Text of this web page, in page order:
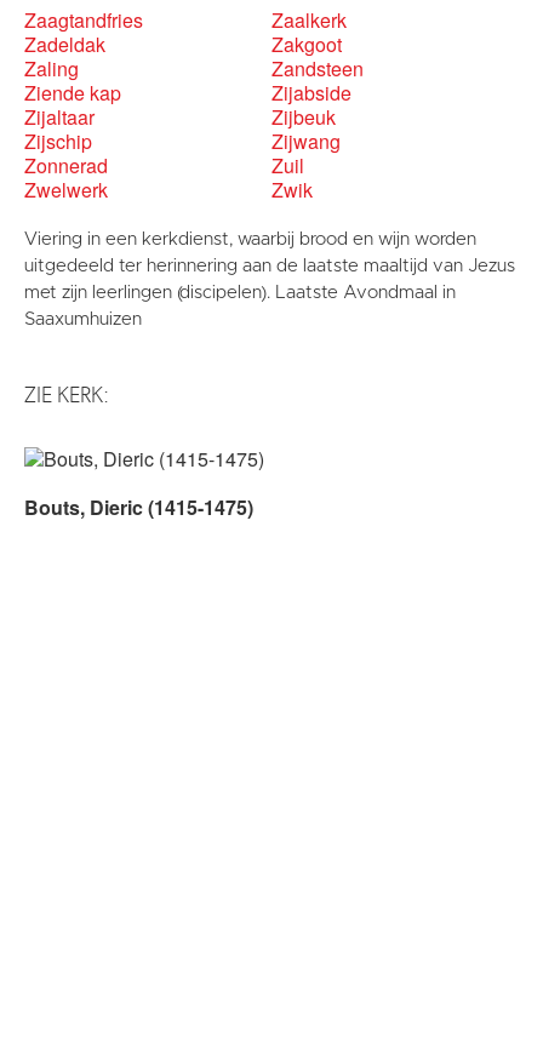
Zaagtandfries
Zaalkerk
Zadeldak
Zakgoot
Zaling
Zandsteen
Ziende kap
Zijabside
Zijaltaar
Zijbeuk
Zijschip
Zijwang
Zonnerad
Zuil
Zwelwerk
Zwik
Viering in een kerkdienst, waarbij brood en wijn worden
uitgedeeld ter herinnering aan de laatste maaltijd van Jezus
met zijn leerlingen (discipelen). Laatste Avondmaal in
Saaxumhuizen
ZIE KERK:
Bouts, Dieric (1415-1475)